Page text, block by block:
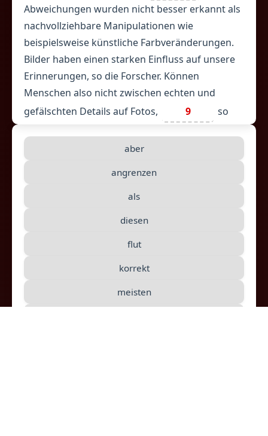
Abweichungen wurden nicht besser erkannt als
nachvollziehbare Manipulationen wie
beispielsweise künstliche Farbveränderungen.
Bilder haben einen starken Einfluss auf unsere
Erinnerungen, so die Forscher. Können
Menschen also nicht zwischen echten und
gefälschten Details auf Fotos,
9
so
beeinflussen, woran wir uns zu erinnern
glauben. Die Ergebnisse dokumentierten
Fotos und damit auch auf ihre manipulierten
Botschaften reinfallen. Aufbauend auf ihren
Ergebnissen wollen die Forscher nun konkrete
Ratschläge erarbeiten, die dem Betrachter
helfen sollen, Fotomanipulationen besser zu
erkennen.
aber
angrenzen
als
diesen
flut
korrekt
meisten